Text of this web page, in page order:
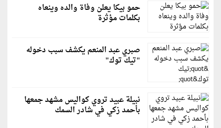
حمو بيكا يعلن وفاة والده وينعاه
بكلمات مؤثرة
صبري عبد المنعم يكشف سبب دخوله
"تيك توك"
نبيلة عبيد تروي كواليس مشهد جمعها
بأحمد زكي في شادر السمك